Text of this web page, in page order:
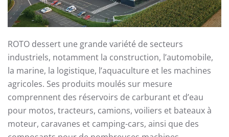
ROTO dessert une grande variété de secteurs
industriels, notamment la construction, l’automobile,
la marine, la logistique, l’aquaculture et les machines
agricoles. Ses produits moulés sur mesure
comprennent des réservoirs de carburant et d’eau
pour motos, tracteurs, camions, voiliers et bateaux à
moteur, caravanes et camping-cars, ainsi que des